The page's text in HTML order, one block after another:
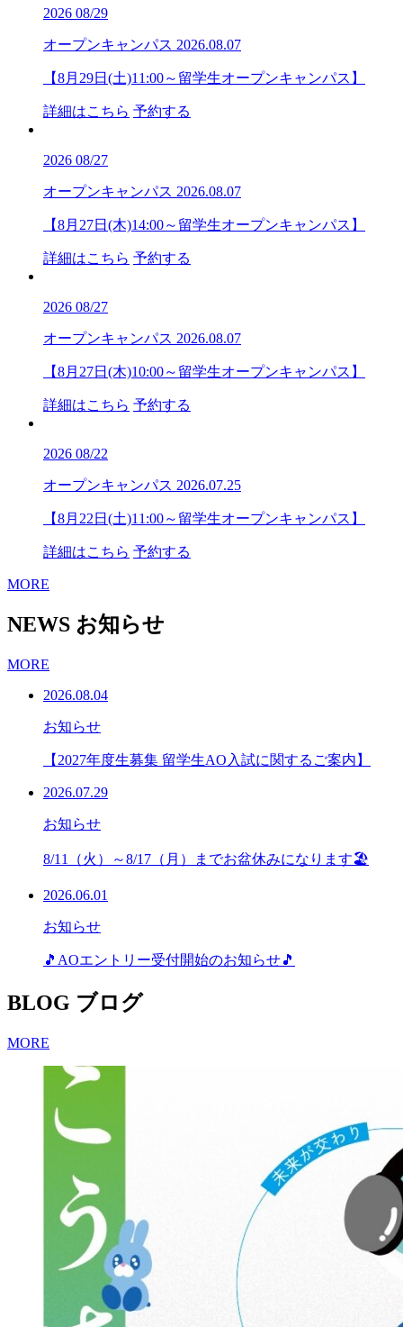
2026 08/29
オープンキャンパス 2026.08.07
【8月29日(土)11:00～留学生オープンキャンパス】
詳細はこちら 予約する
2026 08/27
オープンキャンパス 2026.08.07
【8月27日(木)14:00～留学生オープンキャンパス】
詳細はこちら 予約する
2026 08/27
オープンキャンパス 2026.08.07
【8月27日(木)10:00～留学生オープンキャンパス】
詳細はこちら 予約する
2026 08/22
オープンキャンパス 2026.07.25
【8月22日(土)11:00～留学生オープンキャンパス】
詳細はこちら 予約する
MORE
NEWS お知らせ
MORE
2026.08.04
お知らせ
【2027年度生募集 留学生AO入試に関するご案内】
2026.07.29
お知らせ
8/11（火）～8/17（月）までお盆休みになります🏖
2026.06.01
お知らせ
🎵AOエントリー受付開始のお知らせ🎵
BLOG ブログ
MORE